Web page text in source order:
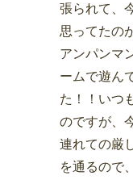
張られて、
思ってたの
アンパンマ
ームで遊ん
た！！いつ
のですが、
連れての厳
を通るので